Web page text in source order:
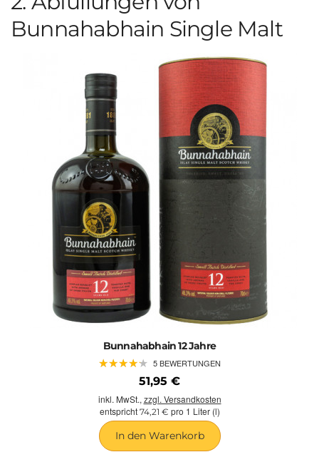
Bunnahabhain Single Malt
Bunnahabhain 12 Jahre
★★★★★
★★★★★ 5 BEWERTUNGEN
51,95 €
inkl. MwSt., zzgl. Versandkosten
entspricht 74,21 € pro 1 Liter (l)
In den Warenkorb